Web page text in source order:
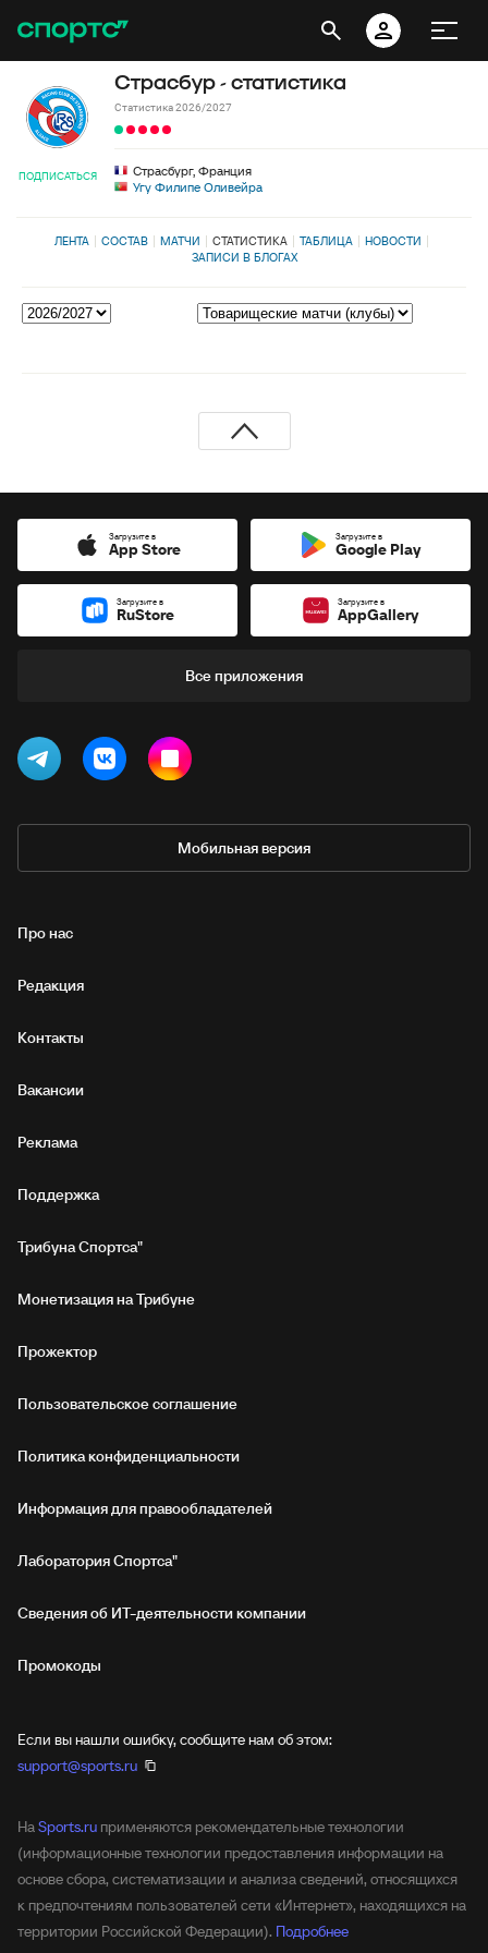
ПОДПИСАТЬСЯ
Страсбур - статистика
Статистика 2026/2027
Страсбург, Франция
Угу Филипе Оливейра
ЛЕНТА СОСТАВ МАТЧИ СТАТИСТИКА ТАБЛИЦА
НОВОСТИ
ЗАПИСИ В БЛОГАХ
Загрузите в
App Store
Загрузите в
Google Play
Загрузите в
RuStore
Загрузите в
AppGallery
Все приложения
Мобильная версия
Про нас
Редакция
Контакты
Вакансии
Реклама
Поддержка
Трибуна Спортса"
Монетизация на Трибуне
Прожектор
Пользовательское соглашение
Политика конфиденциальности
Информация для правообладателей
Лаборатория Спортса"
Сведения об ИТ‑деятельности компании
Промокоды
Если вы нашли ошибку, сообщите нам об этом:
support@sports.ru
НаSports.ru применяются рекомендательные технологии
(информационные технологии предоставления информации на
основе сбора, систематизации и анализа сведений, относящихся
к предпочтениям пользователей сети «Интернет», находящихся на
территории Российской Федерации). Подробнее